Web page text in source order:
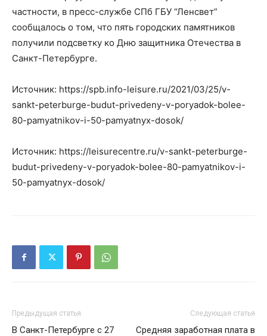
частности, в пресс-службе СПб ГБУ “Ленсвет”
сообщалось о том, что пять городских памятников
получили подсветку ко Дню защитника Отечества в
Санкт-Петербурге.
Источник: https://spb.info-leisure.ru/2021/03/25/v-
sankt-peterburge-budut-privedeny-v-poryadok-bolee-
80-pamyatnikov-i-50-pamyatnyx-dosok/
Источник: https://leisurecentre.ru/v-sankt-peterburge-
budut-privedeny-v-poryadok-bolee-80-pamyatnikov-i-
50-pamyatnyx-dosok/
Предыдущая статья
В Санкт-Петербурге с 27
Следующая статья
Средняя заработная плата в